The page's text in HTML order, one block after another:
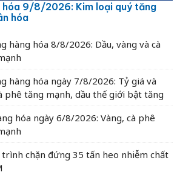
hóa 9/8/2026: Kim loại quý tăng
hóa
hàng hóa 8/8/2026: Dầu, vàng và cà
hàng hóa ngày 7/8/2026: Tỷ giá và
phê tăng mạnh, dầu thế giới bật tăng
hóa ngày 6/8/2026: Vàng, cà phê
trình chặn đứng 35 tấn heo nhiễm chất